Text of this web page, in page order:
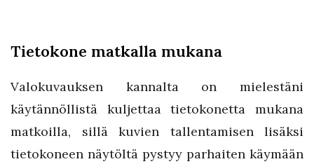
Tietokone matkalla mukana
Valokuvauksen kannalta on mielestäni
käytännöllistä kuljettaa tietokonetta mukana
matkoilla, sillä kuvien tallentamisen lisäksi
tietokoneen näytöltä pystyy parhaiten käymään